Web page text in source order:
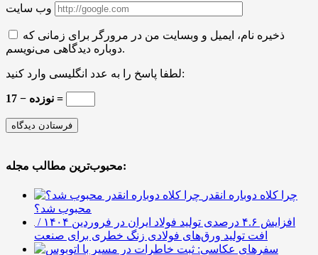
وب سایت
ذخیره نام، ایمیل و وبسایت من در مرورگر برای زمانی که
دوباره دیدگاهی می‌نویسم.
لطفا پاسخ را به عدد انگلیسی وارد کنید:
نوزده − 17 =
محبوب‌ترین مطالب مجله:
چرا کلاه دوباره انقدر
محبوب شد؟
افزایش ۴.۶ درصدی تولید فولاد ایران در فروردین ۱۴۰۴ /
افت تولید ورق‌های فولادی زنگ خطری برای صنعت